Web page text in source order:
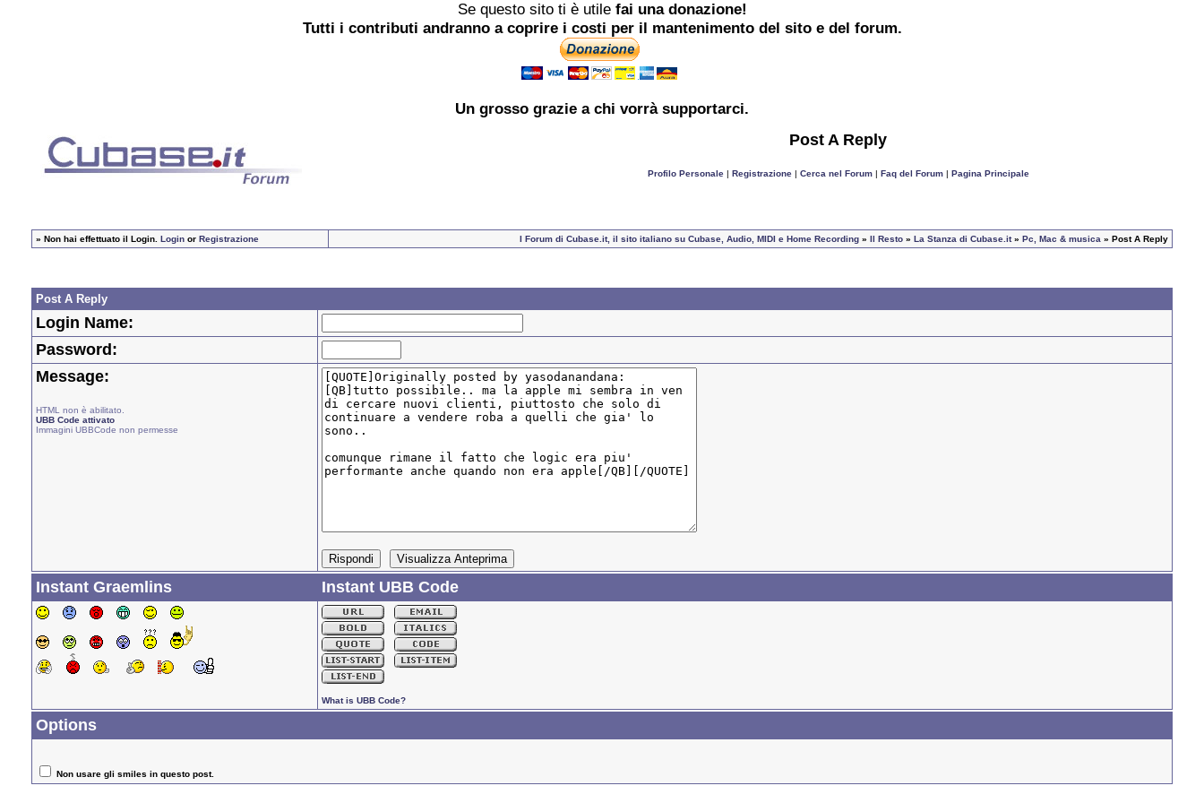
Se questo sito ti è utile fai una donazione!
Tutti i contributi andranno a coprire i costi per il mantenimento del sito e del forum.
Un grosso grazie a chi vorrà supportarci.
Post A Reply
Profilo Personale| Registrazione| Cerca nel Forum| Faq del Forum| Pagina Principale
» Non hai effettuato il Login. Login or Registrazione I Forum di Cubase.it, il sito italiano su Cubase, Audio, MIDI e Home Recording » Il Resto » La Stanza di Cubase.it» Pc, Mac & musica » Post A Reply
Post A Reply
Login Name:
Password:
Message:
HTML non è abilitato.
UBB Code attivato
Immagini UBBCode non permesse
Instant Graemlins Instant UBB Code
What is UBB Code?
Options
Non usare gli smiles in questo post.